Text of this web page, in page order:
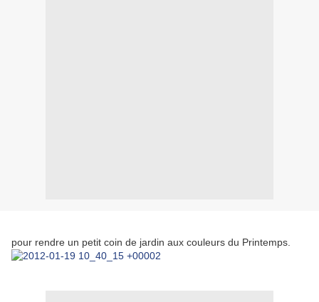
pour rendre un petit coin de jardin aux couleurs du Printemps.